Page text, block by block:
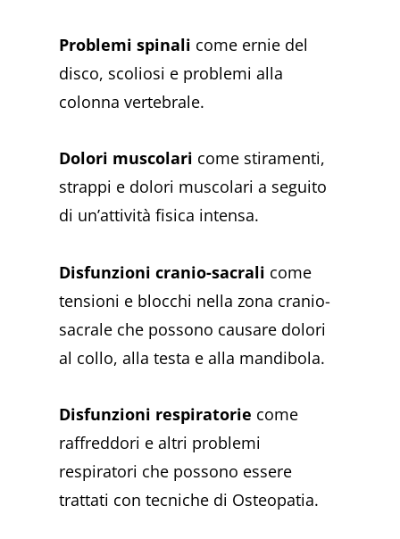
Problemi spinali come ernie del
disco, scoliosi e problemi alla
colonna vertebrale.
Dolori muscolari come stiramenti,
strappi e dolori muscolari a seguito
di un’attività fisica intensa.
Disfunzioni cranio-sacrali come
tensioni e blocchi nella zona cranio-
sacrale che possono causare dolori
al collo, alla testa e alla mandibola.
Disfunzioni respiratorie come
raffreddori e altri problemi
respiratori che possono essere
trattati con tecniche di Osteopatia.